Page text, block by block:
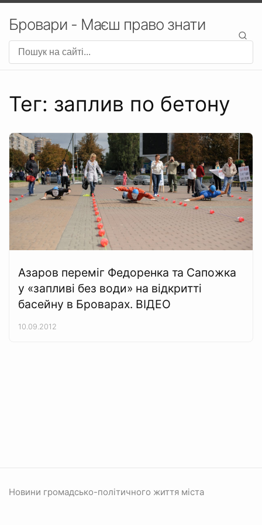
Бровари - Маєш право знати
Тег: заплив по бетону
Азаров переміг Федоренка та Сапожка
у «запливі без води» на відкритті
басейну в Броварах. ВІДЕО
10.09.2012
Новини громадсько-політичного життя міста